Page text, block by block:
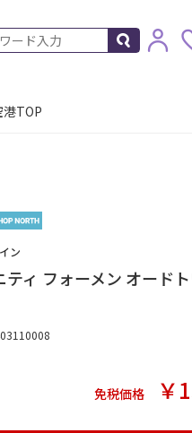
TOP
ン
ティ フォーメン オード
免税価格 ￥